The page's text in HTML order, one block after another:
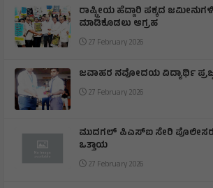
ರಾಷ್ಟ್ರೀಯ ಹೆದ್ದಾರಿ ಪಕ್ಕದ
ಮಾಡಿಕೊಡಲು ಆಗ್ರಹ
27 February 2026
ಜವಾಹರ ನವೋದಯ ವಿದ್ಯಾರ್ಥಿ
27 February 2026
ಮುದಗಲ್ ಪಿಎಸ್‌ಐ ಸೇರಿ ಪೊಲೀಸರ
ಒತ್ತಾಯ
27 February 2026